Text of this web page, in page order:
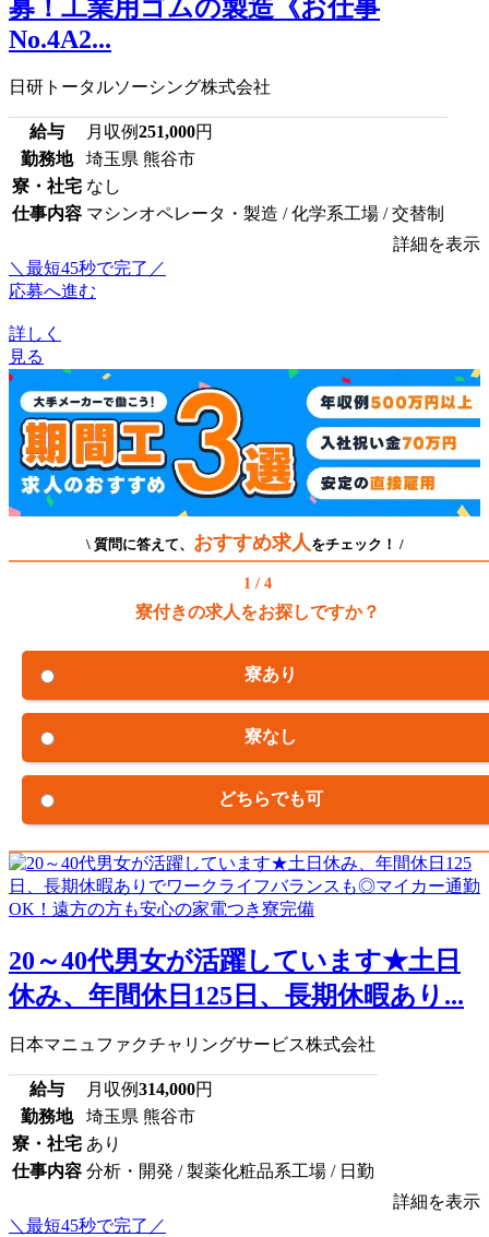
募！工業用ゴムの製造《お仕事
No.4A2...
日研トータルソーシング株式会社
給与 月収例251,000円
勤務地
埼玉県 熊谷市
寮・社宅 なし
仕事内容 マシンオペレータ・製造 / 化学系工場 / 交替制
詳細を表示
＼最短45秒で完了／
応募へ進む
詳しく
見る
\ 質問に答えて、 おすすめ求人 をチェック！ /
1 / 4
寮付きの求人をお探しですか？
寮あり
寮なし
どちらでも可
20～40代男女が活躍しています★土日
休み、年間休日125日、長期休暇あり...
日本マニュファクチャリングサービス株式会社
給与 月収例314,000円
勤務地
埼玉県 熊谷市
寮・社宅 あり
仕事内容 分析・開発 / 製薬化粧品系工場 / 日勤
詳細を表示
＼最短45秒で完了／